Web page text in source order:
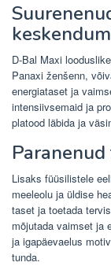
D-Bal Maxi
Panaxi ženšenn,
energiataset ja
intensiivsemaid ja
platood läbida ja
Lisaks füüsilistele
meeleolu ja üldise
taset ja toetada
mõjutada vaimset ja
ja igapäevaelus
tunda.